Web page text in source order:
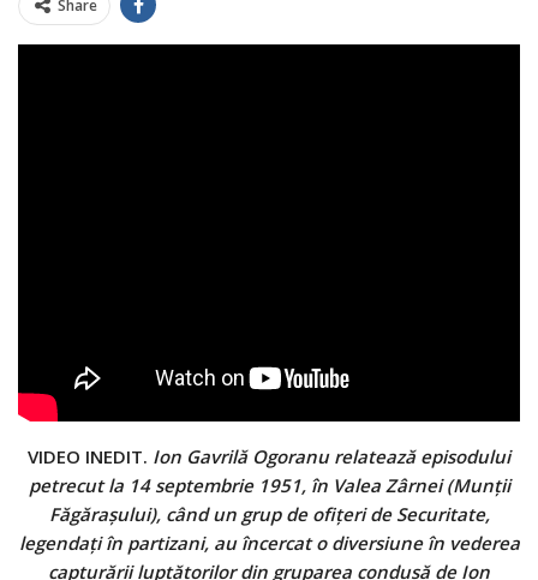
Share
VIDEO INEDIT. Ion Gavrilă Ogoranu relatează episodului
petrecut la 14 septembrie 1951, în Valea Zârnei (Munţii
Făgăraşului), când un grup de ofiţeri de Securitate,
legendaţi în partizani, au încercat o diversiune în vederea
capturării luptătorilor din gruparea condusă de Ion